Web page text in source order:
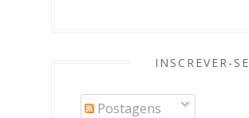
INSCREVER-SE
Postagens